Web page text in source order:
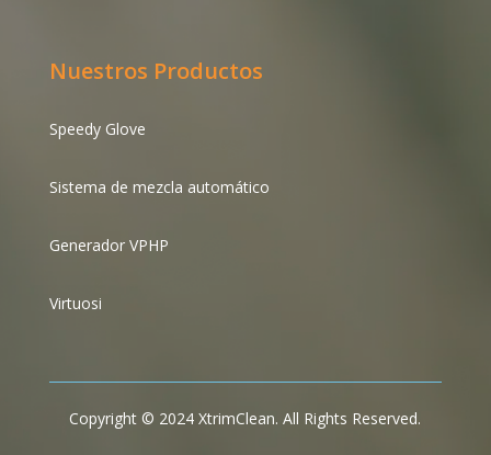
Nuestros Productos
Speedy Glove
Sistema de mezcla automático
Generador VPHP
Virtuosi
Copyright © 2024 XtrimClean. All Rights Reserved.